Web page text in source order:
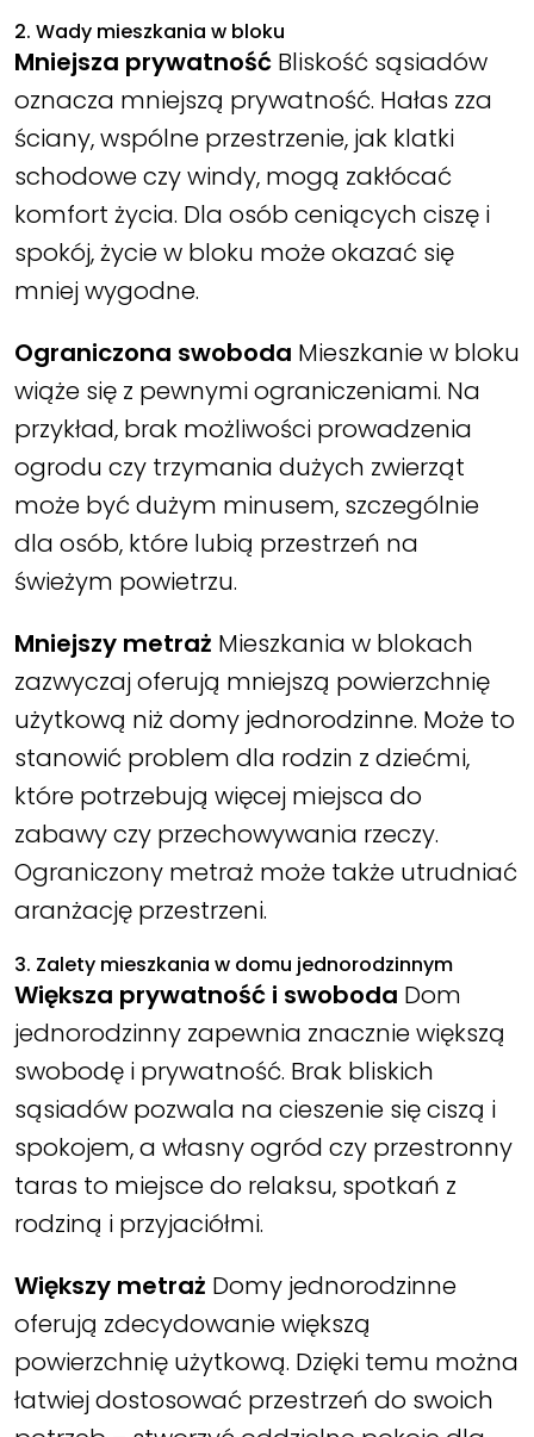
2. Wady mieszkania w bloku
Mniejsza prywatność Bliskość sąsiadów
oznacza mniejszą prywatność. Hałas zza
ściany, wspólne przestrzenie, jak klatki
schodowe czy windy, mogą zakłócać
komfort życia. Dla osób ceniących ciszę i
spokój, życie w bloku może okazać się
mniej wygodne.
Ograniczona swoboda Mieszkanie w bloku
wiąże się z pewnymi ograniczeniami. Na
przykład, brak możliwości prowadzenia
ogrodu czy trzymania dużych zwierząt
może być dużym minusem, szczególnie
dla osób, które lubią przestrzeń na
świeżym powietrzu.
Mniejszy metraż Mieszkania w blokach
zazwyczaj oferują mniejszą powierzchnię
użytkową niż domy jednorodzinne. Może to
stanowić problem dla rodzin z dziećmi,
które potrzebują więcej miejsca do
zabawy czy przechowywania rzeczy.
Ograniczony metraż może także utrudniać
aranżację przestrzeni.
3. Zalety mieszkania w domu jednorodzinnym
Większa prywatność i swoboda Dom
jednorodzinny zapewnia znacznie większą
swobodę i prywatność. Brak bliskich
sąsiadów pozwala na cieszenie się ciszą i
spokojem, a własny ogród czy przestronny
taras to miejsce do relaksu, spotkań z
rodziną i przyjaciółmi.
Większy metraż Domy jednorodzinne
oferują zdecydowanie większą
powierzchnię użytkową. Dzięki temu można
łatwiej dostosować przestrzeń do swoich